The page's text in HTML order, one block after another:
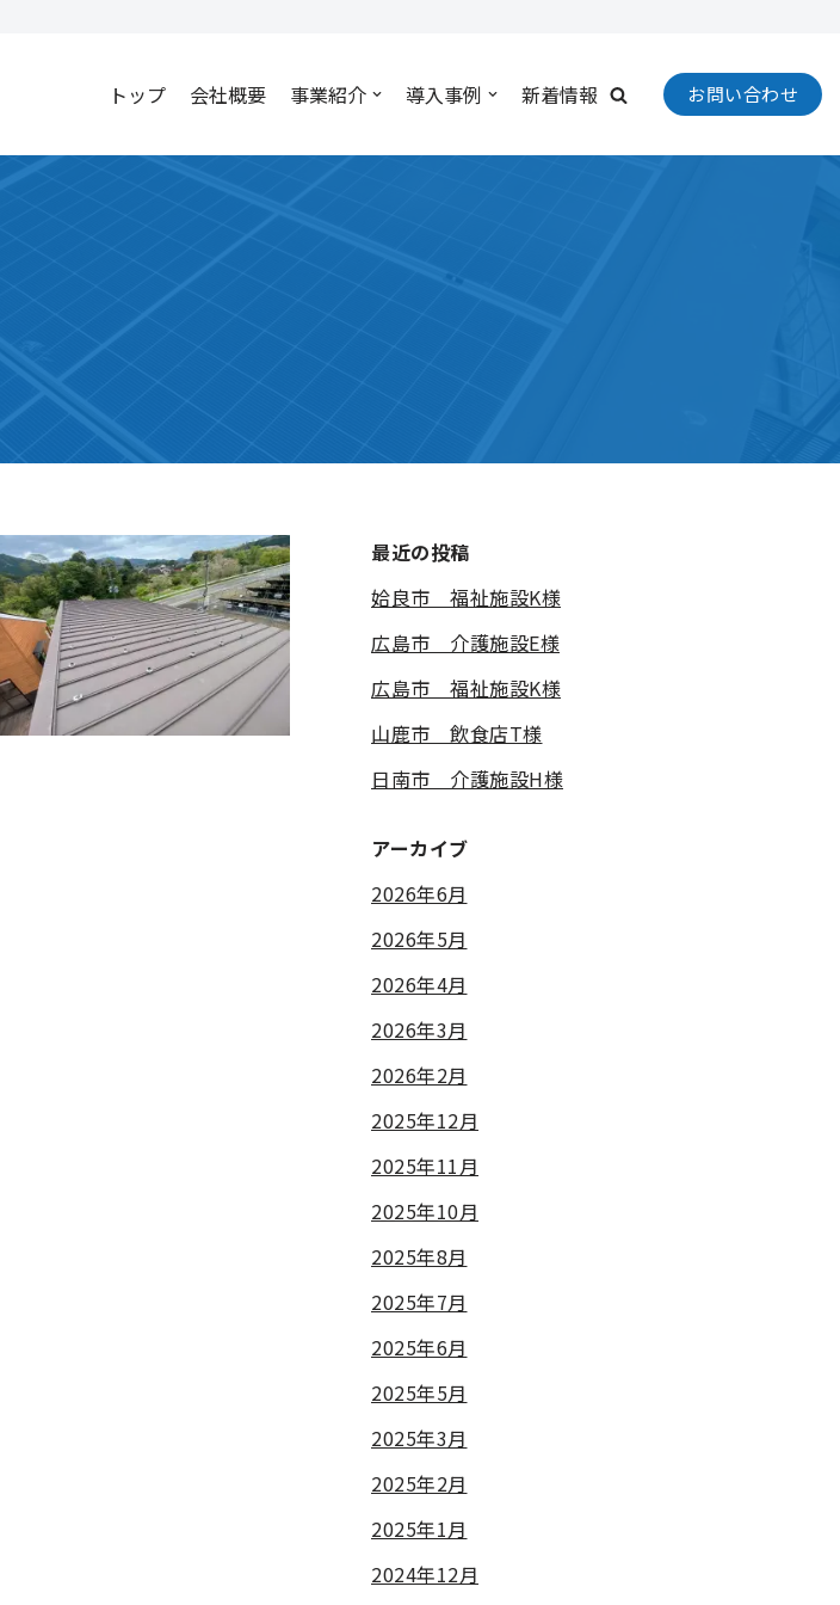
トップ 会社概要 事業紹介 導入事例 新着情報 お問い合わせ
最近の投稿
姶良市 福祉施設K様
広島市 介護施設E様
広島市 福祉施設K様
山鹿市 飲食店T様
日南市 介護施設H様
アーカイブ
2026年6月
2026年5月
2026年4月
2026年3月
2026年2月
2025年12月
2025年11月
2025年10月
2025年8月
2025年7月
2025年6月
2025年5月
2025年3月
2025年2月
2025年1月
2024年12月